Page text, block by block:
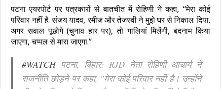
पटना एयरपोर्ट पर पत्रकारों से बातचीत में रोहिणी ने कहा, “मेरा कोई
परिवार नहीं है. संजय यादव, रमीज और तेजस्वी ने मुझे घर से निकाल दिया.
अगर सवाल पूछोगे (चुनाव हार पर), तो गालियां मिलेंगी, बदनाम किया
जाएगा, चप्पल से मारा जाएगा.”
#WATCHपटना, बिहार: RJD नेता रोहिणी आचार्य ने
राजनीति छोड़ने पर कहा, "मेरा कोई परिवार नहीं है। उन्होंने